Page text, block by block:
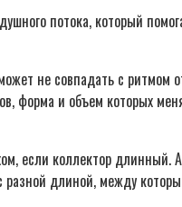
потока, который
не совпадать с
форма и объем которых
если коллектор
разной длиной, между